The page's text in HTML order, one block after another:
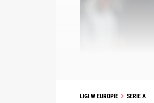
LIGI W EUROPIE SERIE A